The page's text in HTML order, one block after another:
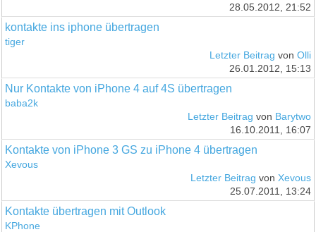
28.05.2012, 21:52
kontakte ins iphone übertragen
tiger
Letzter Beitrag von Olli
26.01.2012, 15:13
Nur Kontakte von iPhone 4 auf 4S übertragen
baba2k
Letzter Beitrag von Barytwo
16.10.2011, 16:07
Kontakte von iPhone 3 GS zu iPhone 4 übertragen
Xevous
Letzter Beitrag von Xevous
25.07.2011, 13:24
Kontakte übertragen mit Outlook
KPhone